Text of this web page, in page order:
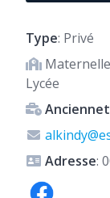
Type: Privé
Lycée
Adresse: